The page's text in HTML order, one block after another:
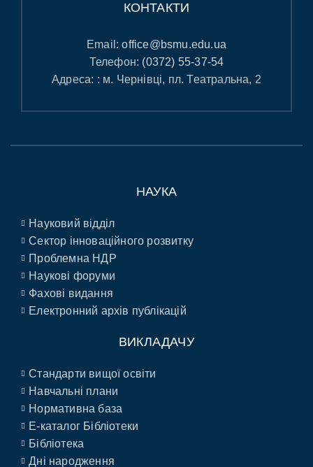
КОНТАКТИ
Email:office@bsmu.edu.ua
Телефон: (0372) 55-37-54
Адреса: : м. Чернівці, пл. Театральна, 2
НАУКА
Науковий відділ
Сектор інноваційного розвитку
Проблемна НДР
Наукові форуми
Фахові видання
Електронний архів публікацій
ВИКЛАДАЧУ
Стандарти вищої освіти
Навчальні плани
Нормативна база
E-каталог Бібліотеки
Бібліотека
Дні народження